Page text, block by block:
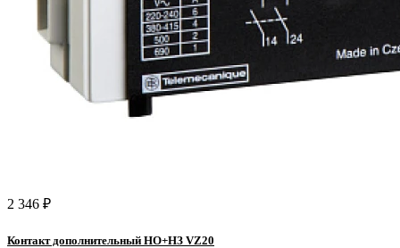
2 346 ₽
Контакт дополнительный HO+HЗ VZ20